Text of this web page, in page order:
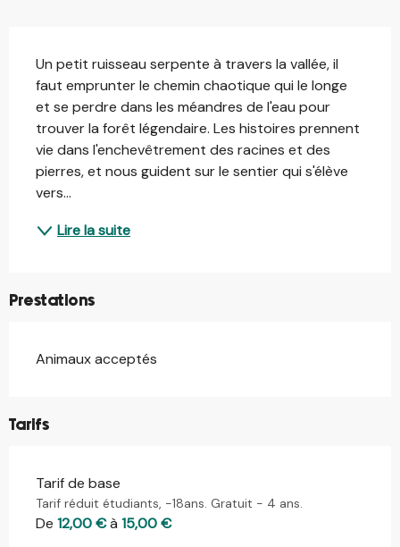
Un petit ruisseau serpente à travers la vallée, il
faut emprunter le chemin chaotique qui le longe
et se perdre dans les méandres de l'eau pour
trouver la forêt légendaire. Les histoires prennent
vie dans l'enchevêtrement des racines et des
pierres, et nous guident sur le sentier qui s'élève
vers...
Lire la suite
Prestations
Animaux acceptés
Tarifs
Tarif de base
Tarif réduit étudiants, -18ans. Gratuit - 4 ans.
De 12,00 €à 15,00 €